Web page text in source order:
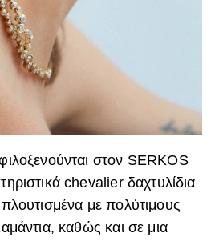
στον SERKOS
chevalier δαχτυλίδια
με πολύτιμους
καθώς και σε μια